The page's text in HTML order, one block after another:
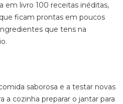
em livro 100 receitas inéditas,
ficam prontas em poucos
que tens na
saborosa e a testar novas
a cozinha preparar o jantar para